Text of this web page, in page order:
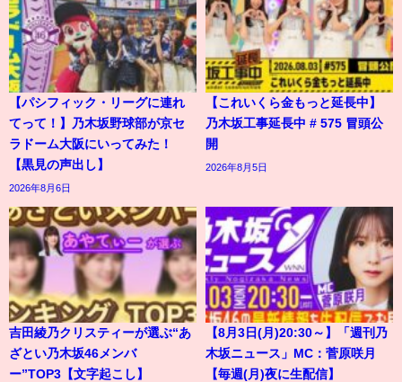
【パシフィック・リーグに連れ
てって！】乃木坂野球部が京セ
ラドーム大阪にいってみた！
【黒見の声出し】
2026年8月6日
【これいくら金もっと延長中】
乃木坂工事延長中 # 575 冒頭公
開
2026年8月5日
吉田綾乃クリスティーが選ぶ“あ
ざとい乃木坂46メンバ
ー”TOP3【文字起こし】
【8月3日(月)20:30～】「週刊乃
木坂ニュース」MC：菅原咲月
【毎週(月)夜に生配信】